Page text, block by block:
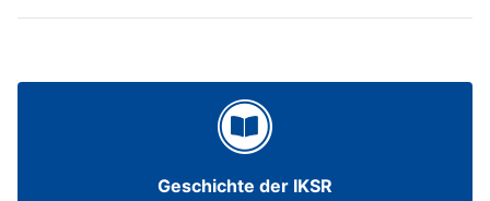
Geschichte der IKSR